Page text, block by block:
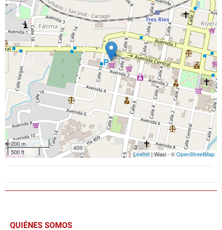
200 m
500 ft
Leaflet| Wasi - ©OpenStreetMap
QUIÉNES SOMOS